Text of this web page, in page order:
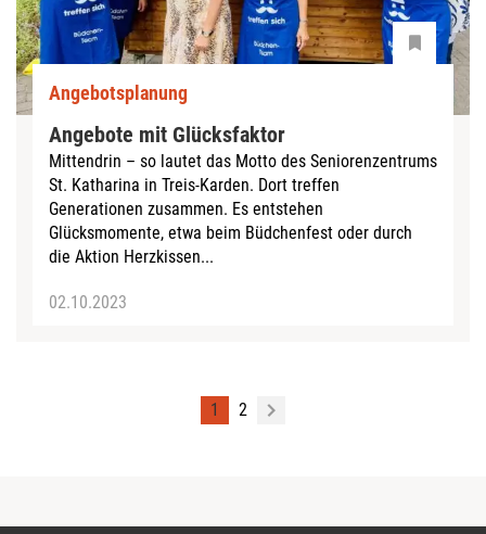
Angebotsplanung
Angebote mit Glücksfaktor
Mittendrin – so lautet das Motto des Seniorenzentrums
St. Katharina in Treis-Karden. Dort treffen
Generationen zusammen. Es entstehen
Glücksmomente, etwa beim Büdchenfest oder durch
die Aktion Herzkissen...
02.10.2023
1 2